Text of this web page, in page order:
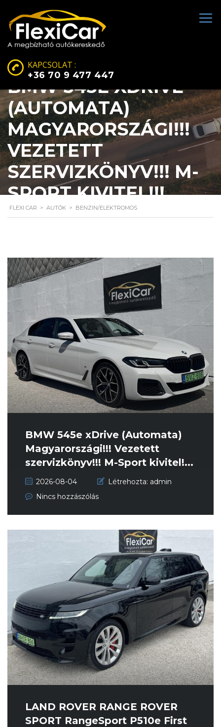
KAPCSOLAT :
+36 70 9 477 447
BMW 545E XDRIVE
(AUTOMATA)
MAGYARORSZÁGI!!!
VEZETETT
SZERVIZKÖNYV!!! M-
SPORT KIVITEL!!!
FLEXI CAR > AUTÓK > BENZIN/ELEKTROMOS
BMW 545e xDrive (Automata)
Magyarországi!!! Vezetett
szervizkönyv!!! M-Sport kivitel!...
2026-08-04 Létrehozta: admin
Nincs hozzászólás
LAND ROVER RANGE ROVER
SPORT RangeSport P510e First